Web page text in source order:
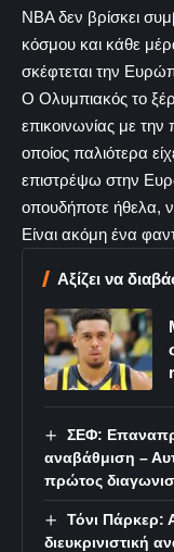
ΝΒΑ δεν βρίσκει
κόσμου και κάθε
σκέφτεται την
Ο Ολυμπιακός το
επικοινωνίας με
οποίος παλιότερα
επιστρέψω στην
οπουδήποτε ήθελα,
Είναι ακόμη ένα
Αξίζει να
ΣΕΦ:
αναβάθμιση –
πρώτος
Τόνι Πάρκερ:
διευκρινιστική